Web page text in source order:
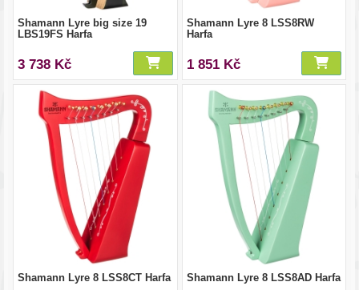
Shamann Lyre big size 19
LBS19FS Harfa
3 738 Kč
Shamann Lyre 8 LSS8RW
Harfa
1 851 Kč
Shamann Lyre 8 LSS8CT Harfa Shamann Lyre 8 LSS8AD Harfa